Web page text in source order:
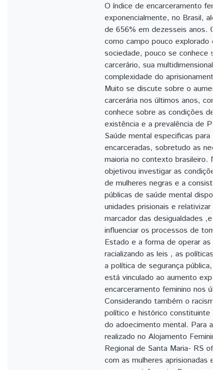
O índice de encarceramento
exponencialmente, no Brasil,
de 656% em dezesseis anos.
como campo pouco explorado e
sociedade, pouco se conhece
carcerário, sua
complexidade do
Muito se discute sobre o
carcerária nos últimos anos,
conhece sobre as condições de
existência e a prevalência de
Saúde mental especificas para
encarceradas, sobretudo as
maioria no contexto brasileiro.
objetivou investigar as
de mulheres negras e a
públicas de saúde mental
unidades prisionais e relativizar
marcador das desigualdades ,e
influenciar os processos de
Estado e a forma de operar as
racializando as leis , as políticas
a política de segurança pública,
está vinculado ao aumento
encarceramento feminino nos
Considerando também o
político e histórico constituinte
do adoecimento mental. Para
realizado no Alojamento
Regional de Santa Maria- RS
com as mulheres aprisionadas e